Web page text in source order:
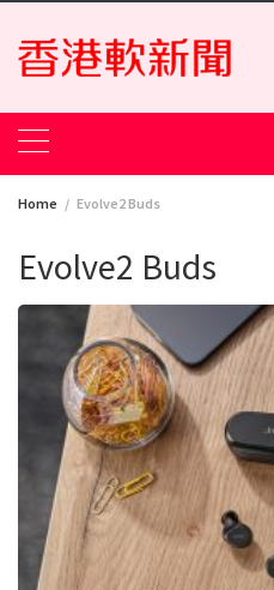
Skip
content
Home Evolve2 Buds
Evolve2 Buds